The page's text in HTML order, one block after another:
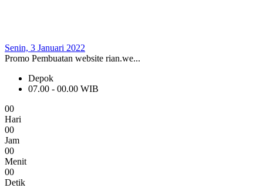
Senin, 3 Januari 2022
Promo Pembuatan website rian.we...
Depok
07.00 - 00.00 WIB
00
Hari
00
Jam
00
Menit
00
Detik